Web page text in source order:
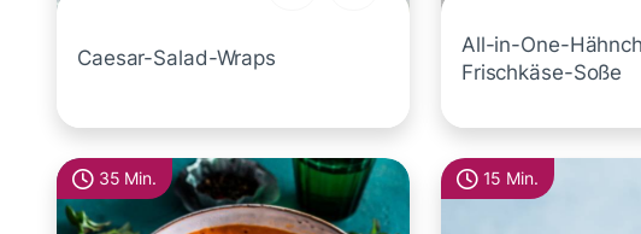
Caesar-Salad-Wraps
All-in-One-
Frischkäse-Soße
35 Min. 15 Min.